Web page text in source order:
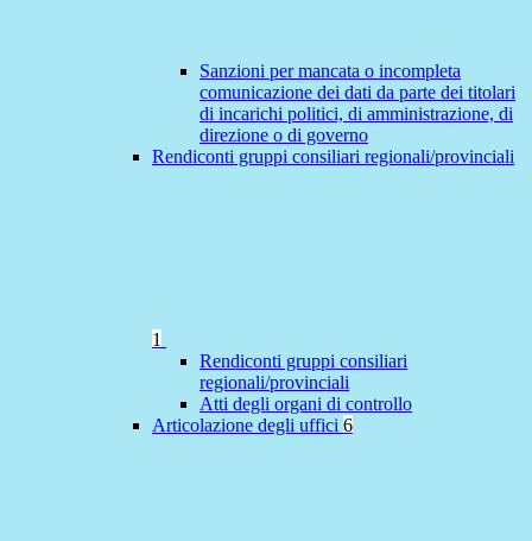
Sanzioni per mancata o incompleta
comunicazione dei dati da parte dei titolari
di incarichi politici, di amministrazione, di
direzione o di governo
Rendiconti gruppi consiliari regionali/provinciali
1
Rendiconti gruppi consiliari
regionali/provinciali
Atti degli organi di controllo
Articolazione degli uffici 6